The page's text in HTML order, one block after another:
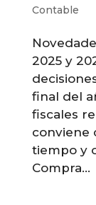
Contable
2025 y
final del
fiscales
conviene
tiempo y
Compra...